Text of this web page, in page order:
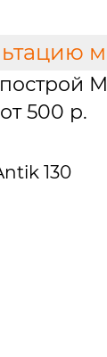
500 р.
130